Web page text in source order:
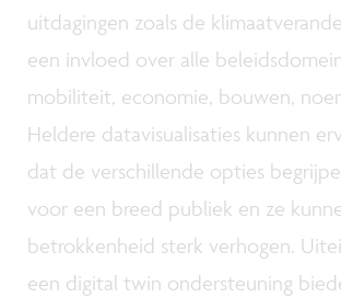
uitdagingen zoals de
een invloed over alle
mobiliteit, economie, bouwen,
Heldere datavisualisaties kunnen
dat de verschillende opties
voor een breed publiek en ze
betrokkenheid sterk verhogen.
een digital twin ondersteuning